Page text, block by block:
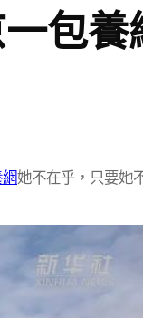
包養
她不在乎，只要她